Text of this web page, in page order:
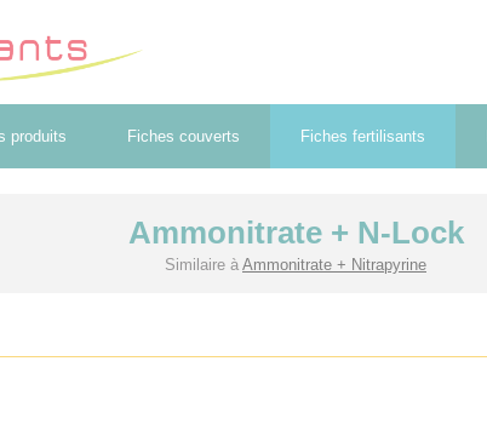
produits Fiches couverts Fiches fertilisants
Ammonitrate + N-Lock
Similaire à Ammonitrate + Nitrapyrine